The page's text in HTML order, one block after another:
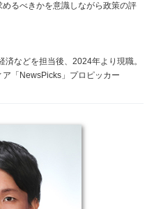
るべきかを意識しながら政策の評
などを担当後、2024年より現職。
「NewsPicks」プロピッカー